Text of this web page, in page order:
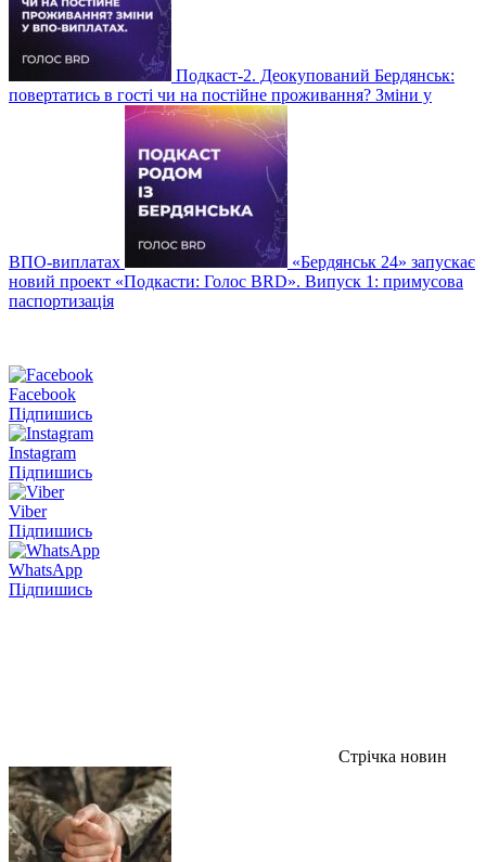
Подкаст-2. Деокупований Бердянськ:
повертатись в гості чи на постійне проживання? Зміни у
ВПО-виплатах
«Бердянськ 24» запускає
новий проект «Подкасти: Голос BRD». Випуск 1: примусова
паспортизація
Facebook
Підпишись
Instagram
Підпишись
Viber
Підпишись
WhatsApp
Підпишись
Стрічка новин